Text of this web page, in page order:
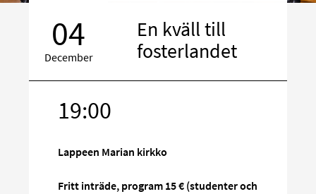
04
December
En kväll till
fosterlandet
19:00
Lappeen Marian kirkko
Fritt inträde, program 15 € (studenter och